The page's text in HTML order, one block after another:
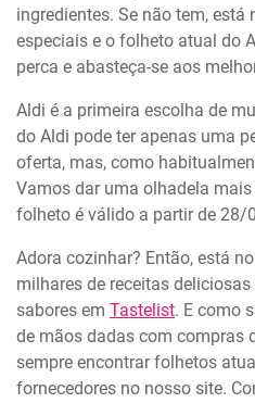
ingredientes. Se não tem,
especiais e o folheto atual do
perca e abasteça-se aos
Aldi é a primeira escolha de
do Aldi pode ter apenas uma
oferta, mas, como
Vamos dar uma olhadela
folheto é válido a partir de 28/
Adora cozinhar? Então, está
milhares de receitas
sabores em Tastelist. E como
de mãos dadas com compras
sempre encontrar folhetos
fornecedores no nosso site.